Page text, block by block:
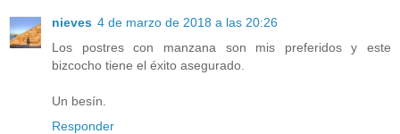
nieves 4 de marzo de 2018 a las 20:26
Los postres con manzana son mis preferidos y este
bizcocho tiene el éxito asegurado.
Un besín.
Responder